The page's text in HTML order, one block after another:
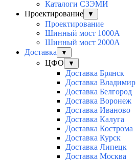
Каталоги СЗЭМИ
Проектирование
▼
Проектирование
Шинный мост 1000А
Шинный мост 2000А
Доставка
▼
ЦФО ▼
Доставка Брянск
Доставка Владимир
Доставка Белгород
Доставка Воронеж
Доставка Иваново
Доставка Калуга
Доставка Кострома
Доставка Курск
Доставка Липецк
Доставка Москва